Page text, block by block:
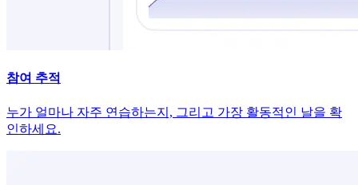
참여 추적
누가 얼마나 자주 연습하는지, 그리고 가장 활동적인 날을 확
인하세요.